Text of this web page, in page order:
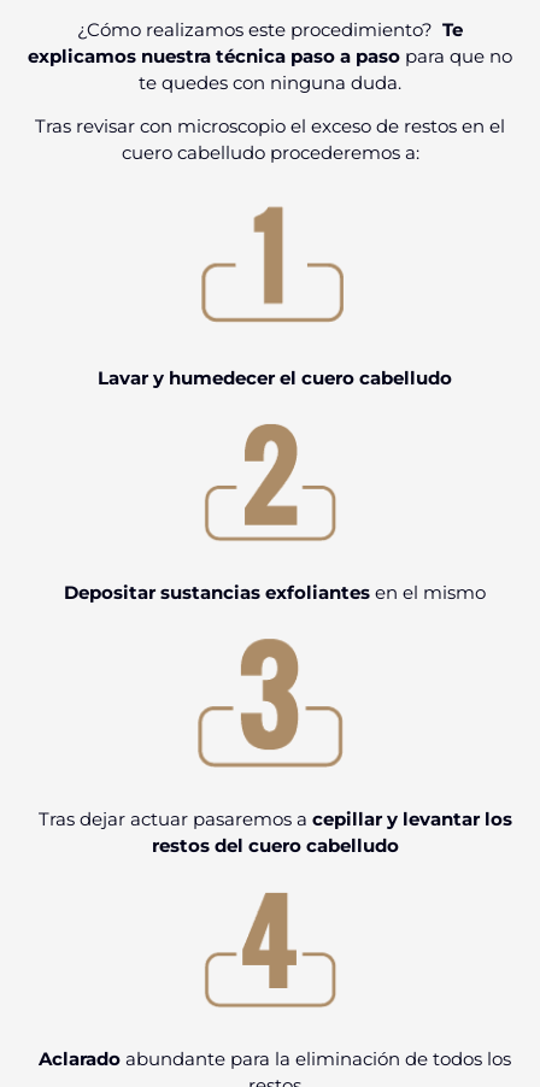
¿Cómo realizamos este procedimiento? Te
explicamos nuestra técnica paso a paso para que no
te quedes con ninguna duda.
Tras revisar con microscopio el exceso de restos en el
cuero cabelludo procederemos a:
Lavar y humedecer el cuero cabelludo
Depositar sustancias exfoliantes en el mismo
Tras dejar actuar pasaremos a cepillar y levantar los
restos del cuero cabelludo
Aclarado abundante para la eliminación de todos los